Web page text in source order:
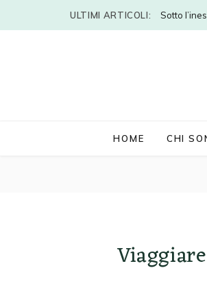
ULTIMI ARTICOLI: Sotto
HOME CHI